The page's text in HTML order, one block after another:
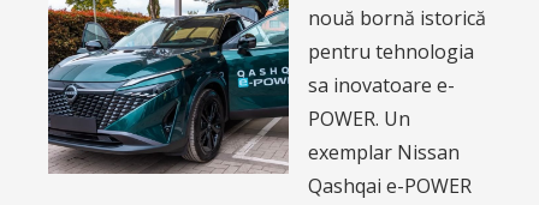
nouă bornă istorică
pentru tehnologia
sa inovatoare e-
POWER. Un
exemplar Nissan
Qashqai e-POWER